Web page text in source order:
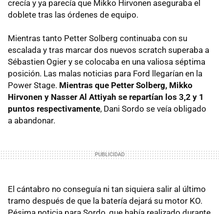
crecía y ya parecía que Mikko Hirvonen aseguraba el
doblete tras las órdenes de equipo.
Mientras tanto Petter Solberg continuaba con su
escalada y tras marcar dos nuevos scratch superaba a
Sébastien Ogier y se colocaba en una valiosa séptima
posición. Las malas noticias para Ford llegarían en la
Power Stage. Mientras que Petter Solberg, Mikko
Hirvonen y Nasser Al Attiyah se repartían los 3,2 y 1
puntos respectivamente, Dani Sordo se veía obligado
a abandonar.
El cántabro no conseguía ni tan siquiera salir al último
tramo después de que la batería dejará su motor KO.